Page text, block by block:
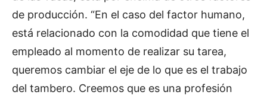
de producción. “En el caso del factor humano,
está relacionado con la comodidad que tiene el
empleado al momento de realizar su tarea,
queremos cambiar el eje de lo que es el trabajo
del tambero. Creemos que es una profesión